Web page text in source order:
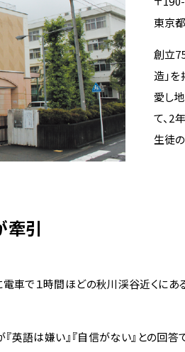
東京
創立
造」
愛し
て、2
生徒
牽引
で１時間ほどの秋川渓谷近くにあ
英語は嫌い』『自信がない』との回